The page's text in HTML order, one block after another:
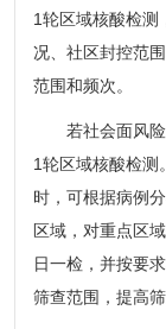
1轮区域核酸检测
况、社区封控范
范围和频次。
若社会面风险
1轮区域核酸检测
时，可根据病例
区域，对重点区
日一检，并按要
筛查范围，提高